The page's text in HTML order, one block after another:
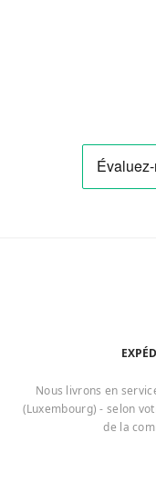
Nous livrons en
(Luxembourg) - selon
de la